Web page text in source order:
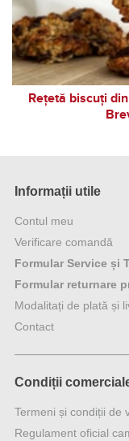
Rețetă biscuți
Informații utile
Contul meu
Verificare comandă
Formular Service și
Formular returnare
Modalitați de plată și
Contact
Condiții
Termeni și condiții de
Regulament oficial